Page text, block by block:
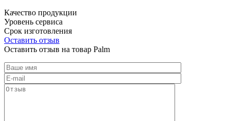
Качество продукции
Уровень сервиса
Срок изготовления
Оставить отзыв
Оставить отзыв на товар Palm